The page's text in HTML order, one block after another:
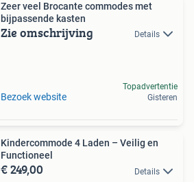
Zeer veel Brocante commodes met
bijpassende kasten
Zie omschrijving Details
Bezoek website
Topadvertentie
Gisteren
Kindercommode 4 Laden – Veilig en
Functioneel
€ 249,00 Details